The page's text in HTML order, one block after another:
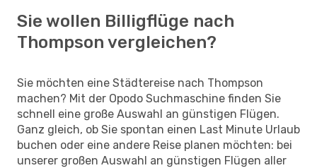
Sie wollen Billigflüge nach
Thompson vergleichen?
Sie möchten eine Städtereise nach Thompson
machen? Mit der Opodo Suchmaschine finden Sie
schnell eine große Auswahl an günstigen Flügen.
Ganz gleich, ob Sie spontan einen Last Minute Urlaub
buchen oder eine andere Reise planen möchten: bei
unserer großen Auswahl an günstigen Flügen aller